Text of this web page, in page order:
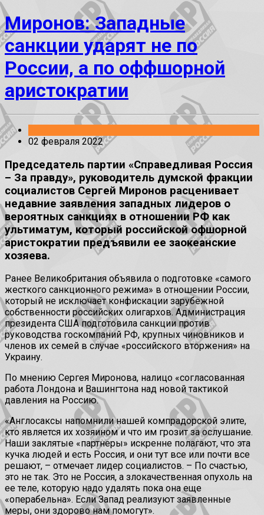
Миронов: Западные
санкции ударят не по
России, а по оффшорной
аристократии
02 февраля 2022
Председатель партии «Справедливая Россия
– За правду», руководитель думской фракции
социалистов Сергей Миронов расценивает
недавние заявления западных лидеров о
вероятных санкциях в отношении РФ как
ультиматум, который российской офшорной
аристократии предъявили ее заокеанские
хозяева.
Ранее Великобритания объявила о подготовке «самого
жесткого санкционного режима» в отношении России,
который не исключает конфискации зарубежной
собственности российских олигархов. Администрация
президента США подготовила санкции против
руководства госкомпаний РФ, крупных чиновников и
членов их семей в случае «российского вторжения» на
Украину.
По мнению Сергея Миронова, налицо «согласованная
работа Лондона и Вашингтона над новой тактикой
давления на Россию.
«Англосаксы напомнили нашей компрадорской элите,
кто является их хозяином и что им грозит за ослушание.
Наши заклятые «партнеры» искренне полагают, что эта
кучка людей и есть Россия, и они тут все или почти все
решают, – отмечает лидер социалистов. – По счастью,
это не так. Это не Россия, а злокачественная опухоль на
ее теле, которую надо удалять пока она еще
«операбельна». Если Запад реализуют заявленные
меры, они здорово нам помогут».